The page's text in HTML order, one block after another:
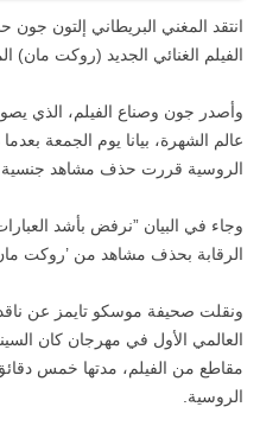
انتقد المغني البريطاني إلتون
الفيلم الغنائي الجديد (روكت
وأصدر جون وصناع الفيلم، الذي
عالم الشهرة، بيانا يوم الجمعة
الروسية قررت حذف مشاهد جنسية
وجاء في البيان ”نرفض بأشد العبارات
الرقابة بحذف مشاهد من ’روكت
ونقلت صحيفة موسكو تايمز عن
مقاطع من الفيلم، مدتها خمس
الروسية.